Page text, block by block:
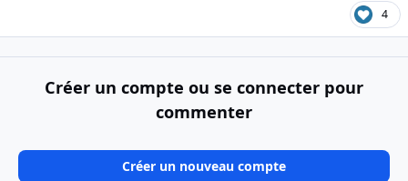
4
Créer un compte ou se connecter pour
commenter
Créer un nouveau compte